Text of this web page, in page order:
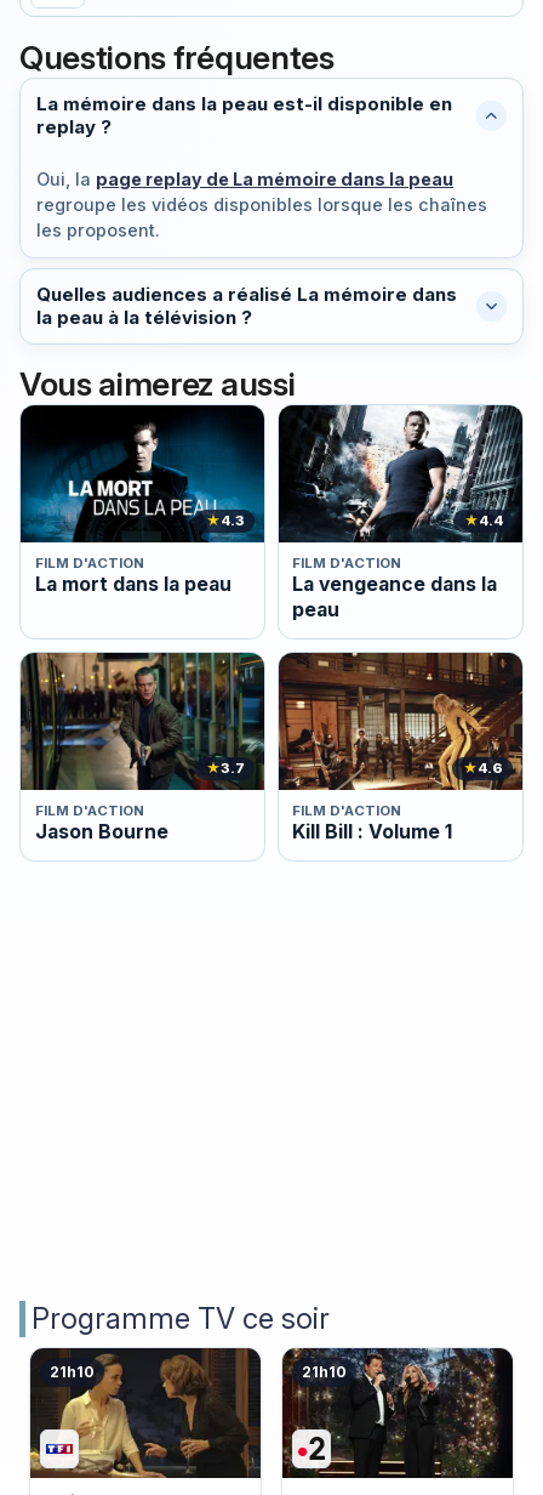
Questions fréquentes
La mémoire dans la peau est-il disponible en
replay ?
Oui, la page replay de La mémoire dans la peau
regroupe les vidéos disponibles lorsque les chaînes
les proposent.
Quelles audiences a réalisé La mémoire dans
la peau à la télévision ?
Vous aimerez aussi
★4.3
FILM D'ACTION
La mort dans la peau
★4.4
FILM D'ACTION
La vengeance dans la
peau
★3.7
FILM D'ACTION
Jason Bourne
★4.6
FILM D'ACTION
Kill Bill : Volume 1
Programme TV ce soir
21h10 21h10